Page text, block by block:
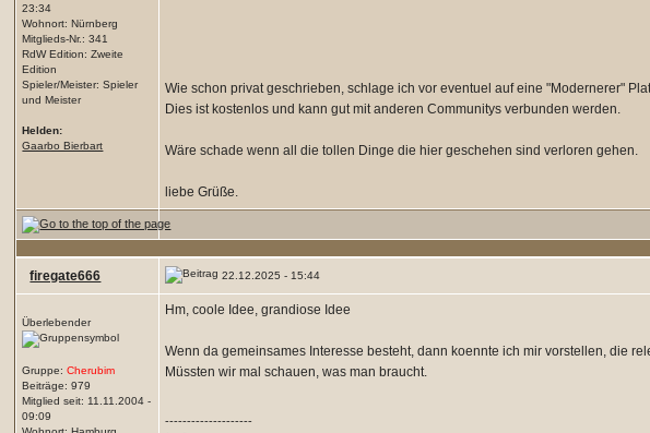
23:34
Wohnort: Nürnberg
Mitglieds-Nr.: 341
RdW Edition: Zweite
Edition
Spieler/Meister: Spieler
und Meister
Helden:
Gaarbo Bierbart
Wie schon privat geschrieben, schlage ich vor eventuel auf eine "Modernerer"
Dies ist kostenlos und kann gut mit anderen Communitys verbunden werden.
Wäre schade wenn all die tollen Dinge die hier geschehen sind verloren gehen.
liebe Grüße.
firegate666 22.12.2025 - 15:44
Überlebender
Gruppe:Cherubim
Beiträge: 979
Mitglied seit: 11.11.2004 -
09:09
Hm, coole Idee, grandiose Idee
Wenn da gemeinsames Interesse besteht, dann koennte ich mir vorstellen, die
Müssten wir mal schauen, was man braucht.
--------------------